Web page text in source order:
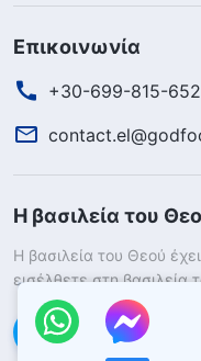
Επικοινωνία
+30-699-815-
Η βασιλεία του
Η βασιλεία του Θεού
εισέλθετε στη βασιλεία
Επικοινωνήστε